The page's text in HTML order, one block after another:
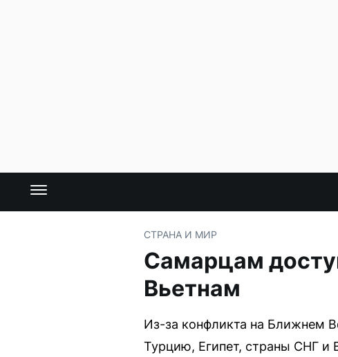
СТРАНА И МИР
Самарцам
Вьетнам
Из-за конфликта на Ближнем
Турцию, Египет, страны СНГ и